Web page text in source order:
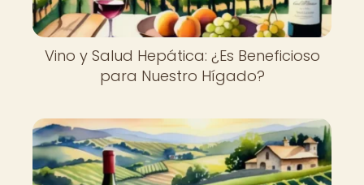
Vino y Salud Hepática: ¿Es Beneficioso
para Nuestro Hígado?